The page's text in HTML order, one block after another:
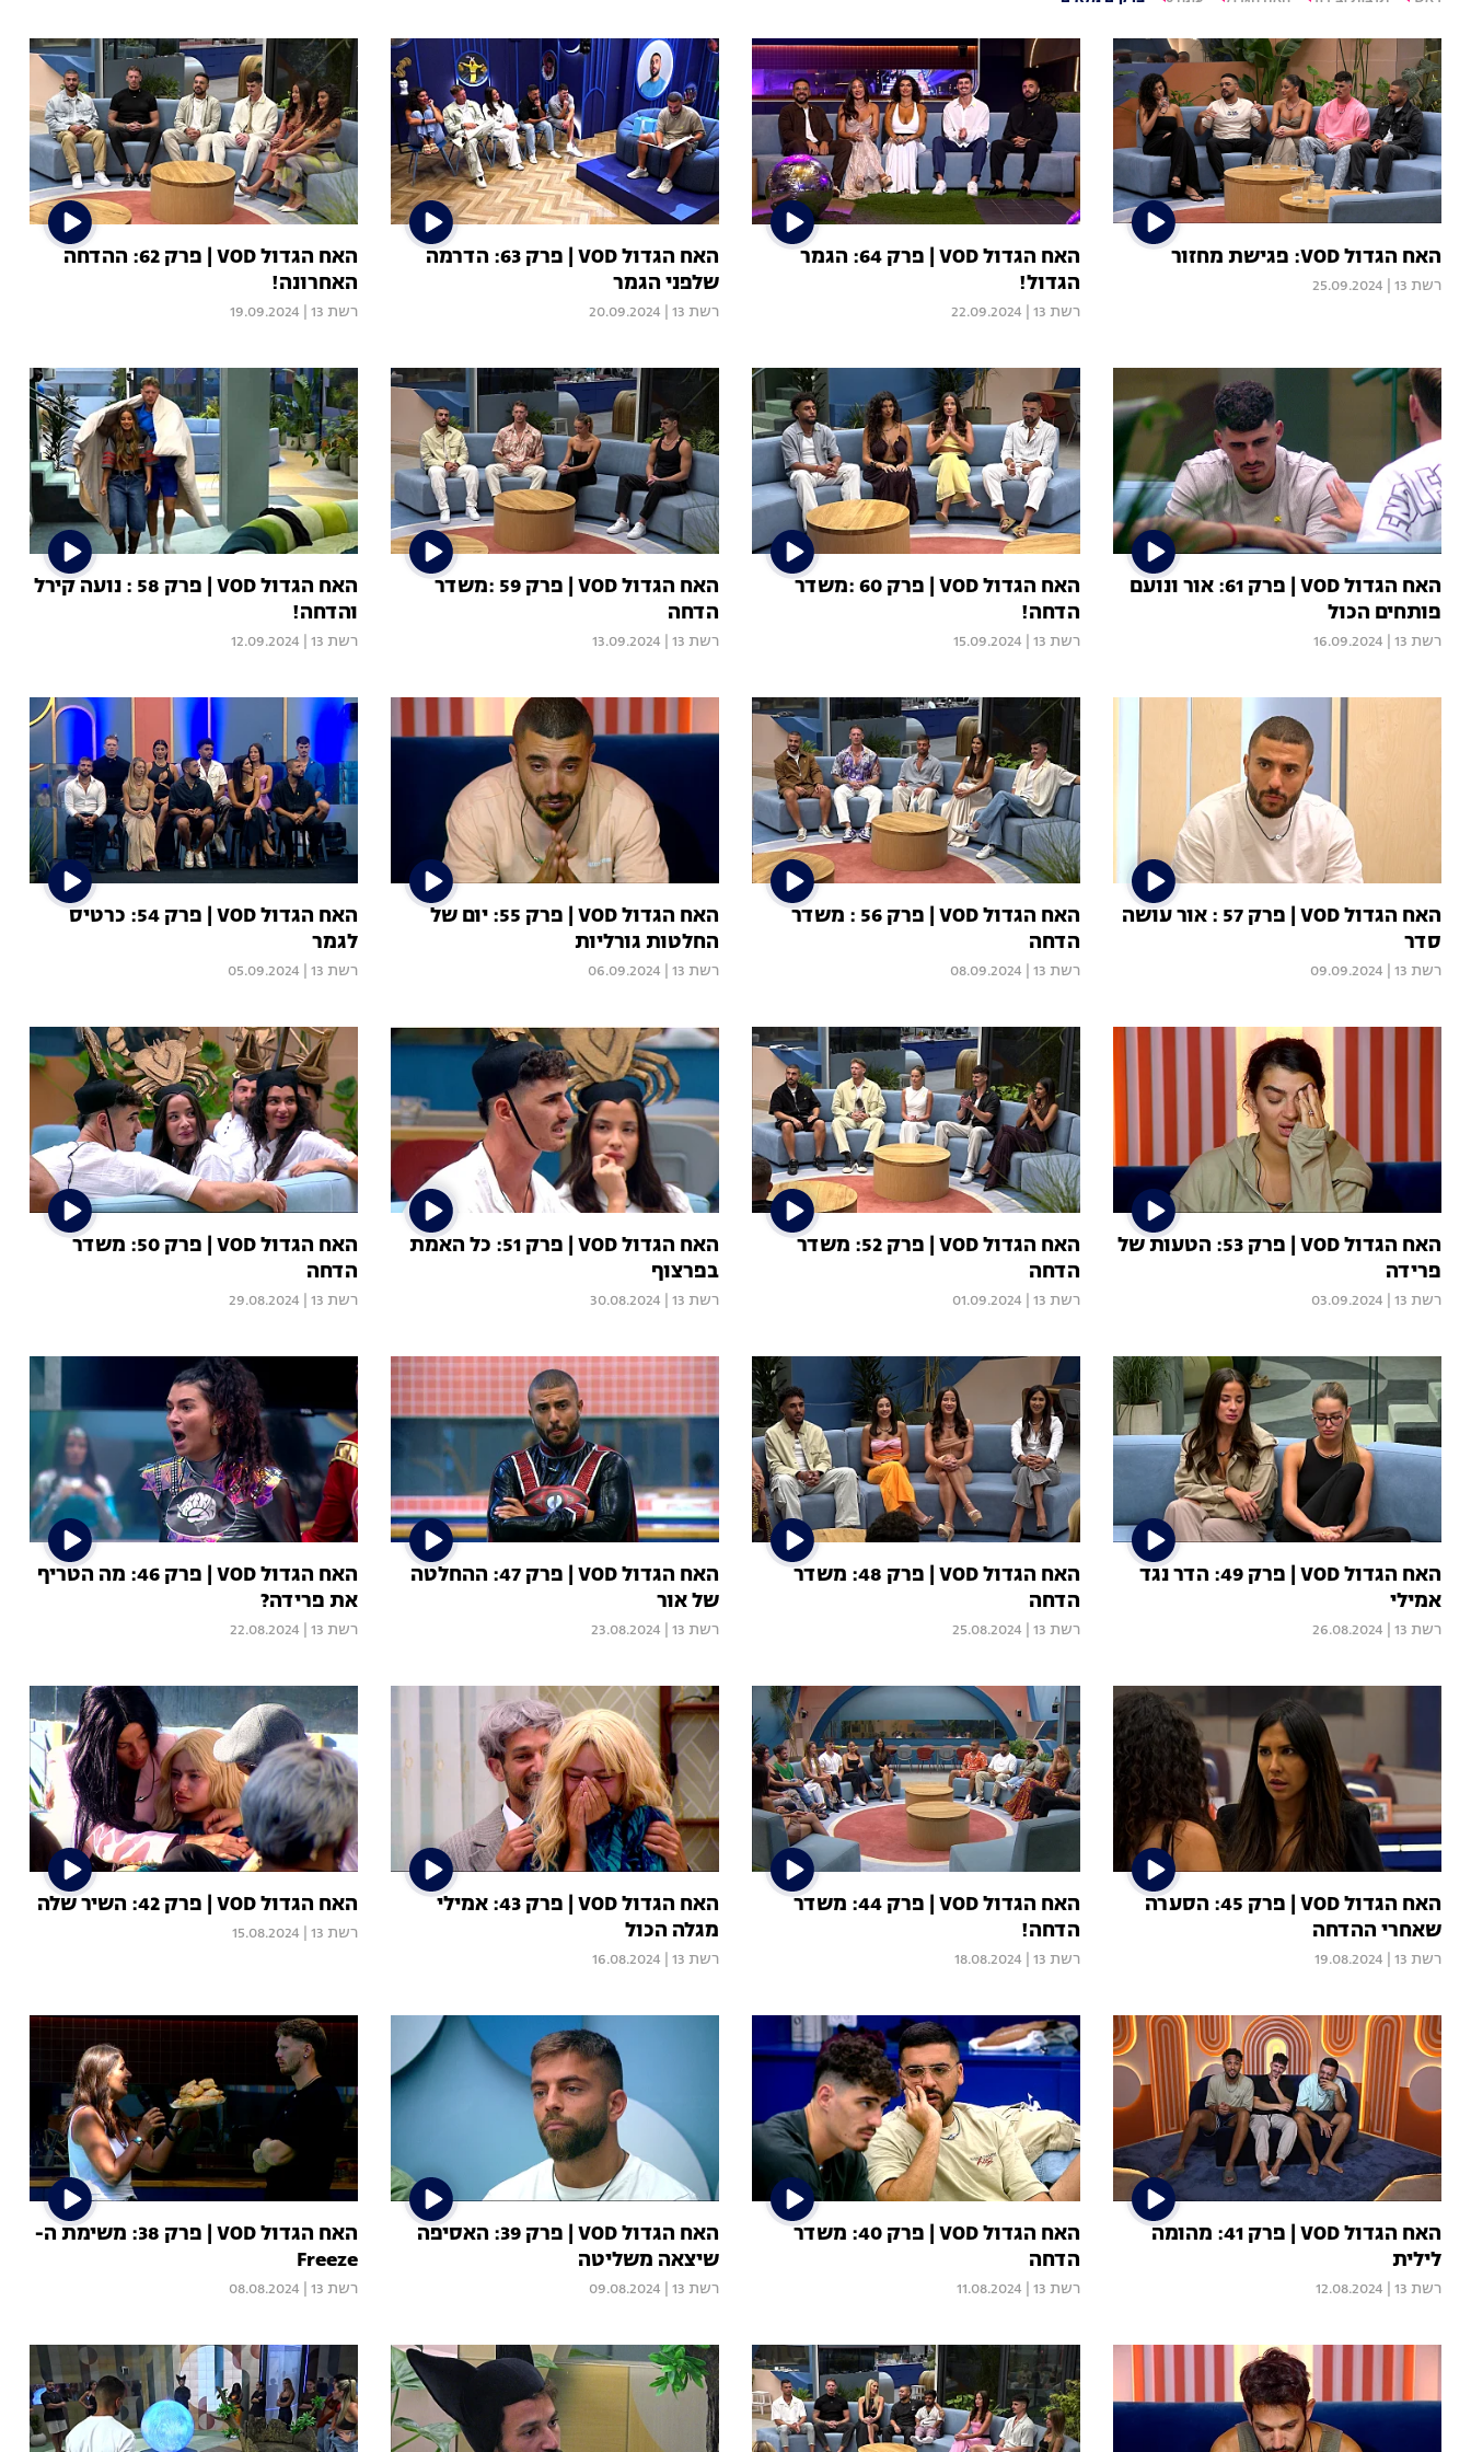
האח הגדול VOD: פגישת מחזור
רשת 13 25.09.2024
האח הגדול VOD | פרק 64: הגמר
הגדול!
רשת 13 22.09.2024
האח הגדול VOD | פרק 63: הדרמה
שלפני הגמר
רשת 13 20.09.2024
האח הגדול VOD | פרק 62: ההדחה
האחרונה!
רשת 13 19.09.2024
האח הגדול VOD | פרק 61: אור ונועם
פותחים הכול
רשת 13 16.09.2024
האח הגדול VOD | פרק 60 :משדר
הדחה!
רשת 13 15.09.2024
האח הגדול VOD | פרק 59 :משדר
הדחה
רשת 13 13.09.2024
האח הגדול VOD | פרק 58 : נועה קירל
והדחה!
רשת 13 12.09.2024
האח הגדול VOD | פרק 57 : אור עושה
סדר
רשת 13 09.09.2024
האח הגדול VOD | פרק 56 : משדר
הדחה
רשת 13 08.09.2024
האח הגדול VOD | פרק 55: יום של
החלטות גורליות
רשת 13 06.09.2024
האח הגדול VOD | פרק 54: כרטיס
לגמר
רשת 13 05.09.2024
האח הגדול VOD | פרק 53: הטעות של
פרידה
רשת 13 03.09.2024
האח הגדול VOD | פרק 52: משדר
הדחה
רשת 13 01.09.2024
האח הגדול VOD | פרק 51: כל האמת
בפרצוף
רשת 13 30.08.2024
האח הגדול VOD | פרק 50: משדר
הדחה
רשת 13 29.08.2024
האח הגדול VOD | פרק 49: הדר נגד
אמילי
רשת 13 26.08.2024
האח הגדול VOD | פרק 48: משדר
הדחה
רשת 13 25.08.2024
האח הגדול VOD | פרק 47: ההחלטה
של אור
רשת 13 23.08.2024
האח הגדול VOD | פרק 46: מה הטריף
את פרידה?
רשת 13 22.08.2024
האח הגדול VOD | פרק 45: הסערה
שאחרי ההדחה
רשת 13 19.08.2024
האח הגדול VOD | פרק 44: משדר
הדחה!
רשת 13 18.08.2024
האח הגדול VOD | פרק 43: אמילי
מגלה הכול
רשת 13 16.08.2024
האח הגדול VOD | פרק 42: השיר שלה
רשת 13 15.08.2024
האח הגדול VOD | פרק 41: מהומה
לילית
רשת 13 12.08.2024
האח הגדול VOD | פרק 40: משדר
הדחה
רשת 13 11.08.2024
האח הגדול VOD | פרק 39: האסיפה
שיצאה משליטה
רשת 13 09.08.2024
האח הגדול VOD | פרק 38: משימת ה-
Freeze
רשת 13 08.08.2024